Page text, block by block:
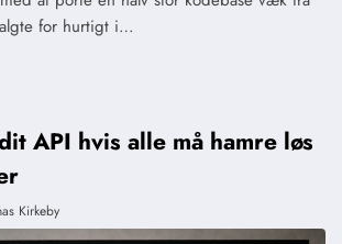
for hurtigt i…
API hvis alle må hamre løs
Kirkeby